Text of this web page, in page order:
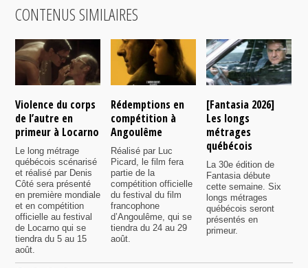
CONTENUS SIMILAIRES
Violence du corps
de l’autre en
primeur à Locarno
Le long métrage
québécois scénarisé
et réalisé par Denis
Côté sera présenté
en première mondiale
et en compétition
officielle au festival
de Locarno qui se
tiendra du 5 au 15
août.
Rédemptions en
compétition à
Angoulême
Réalisé par Luc
Picard, le film fera
partie de la
compétition officielle
du festival du film
francophone
d’Angoulême, qui se
tiendra du 24 au 29
août.
[Fantasia 2026]
Les longs
métrages
québécois
La 30e édition de
Fantasia débute
cette semaine. Six
longs métrages
québécois seront
présentés en
primeur.